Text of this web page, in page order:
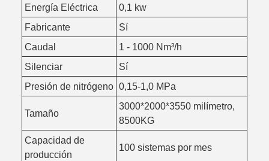
Energía Eléctrica
0,1 kw
Fabricante
Sí
Caudal
1 - 1000 Nm³/h
Silenciar
Sí
Presión de nitrógeno 0,15-1,0 MPa
Tamaño
3000*2000*3550 milímetro,
8500KG
Capacidad de
producción
100 sistemas por mes